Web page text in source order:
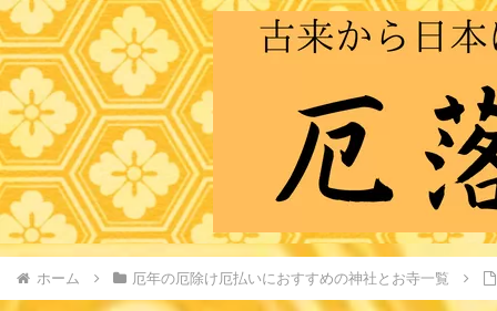
ホーム 厄年の厄除け厄払いにおすすめの神社とお寺一覧